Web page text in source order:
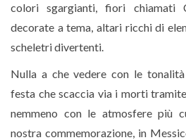
colori sgargianti, fiori chiamati
decorate a tema, altari ricchi di
scheletri divertenti.
Nulla a che vedere con le
festa che scaccia via i morti
nemmeno con le atmosfere più
nostra commemorazione, in